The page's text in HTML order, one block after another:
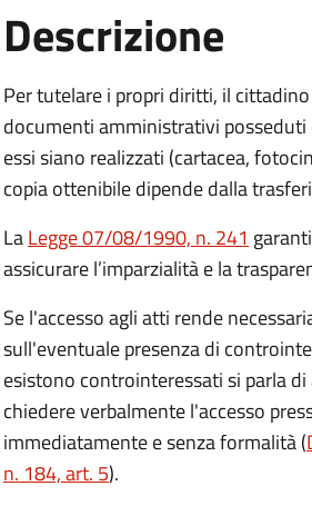
Descrizione
Per tutelare i propri diritti, il
documenti amministrativi
essi siano realizzati (cartacea,
copia ottenibile dipende dalla
LaLegge 07/08/1990, n. 241
assicurare l’imparzialità e la
Se l'accesso agli atti rende
sull'eventuale presenza di
esistono controinteressati si parla
chiedere verbalmente l'accesso
immediatamente e senza formalità (
n. 184, art. 5).